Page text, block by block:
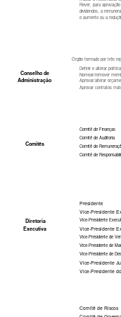
Órgão formado por três
Definir e alterar
Nomear/remover
Aprovar/alterar
Aprovar contratos
Conselho de
Administração
Rever, para
dividendos, a
o aumento ou a
Presidente
Vice-Presidente
Vice-Presidente
Vice-Presidente
Vice-Presidente de
Vice-Presidente de
Vice-Presidente de
Vice-Presidente
Vice-Presidente
Diretoria
Executiva
Comitê de Riscos
Comitê de Finanças
Comitê de Auditoria
Comitê de
Comitê de
Comitês